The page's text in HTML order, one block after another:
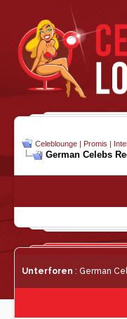
Celeblounge | Promis |
German Celebs
Unterforen : German